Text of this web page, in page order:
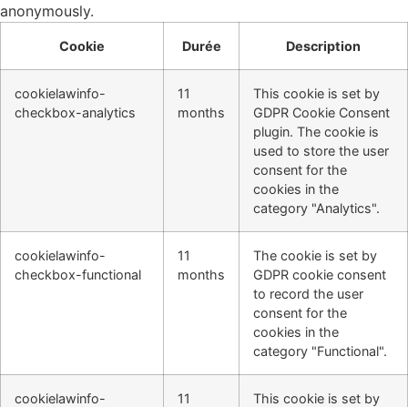
anonymously.
Cookie Durée Description
cookielawinfo-
checkbox-analytics
11
months
This cookie is set by
GDPR Cookie Consent
plugin. The cookie is
used to store the user
consent for the
cookies in the
category "Analytics".
cookielawinfo-
checkbox-functional
11
months
The cookie is set by
GDPR cookie consent
to record the user
consent for the
cookies in the
category "Functional".
cookielawinfo-
11
This cookie is set by